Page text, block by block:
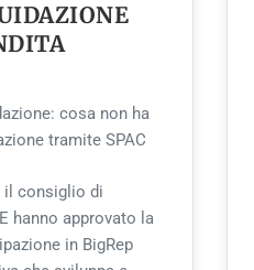
cosa non ha
tramite SPAC
il consiglio di
hanno approvato la
in BigRep